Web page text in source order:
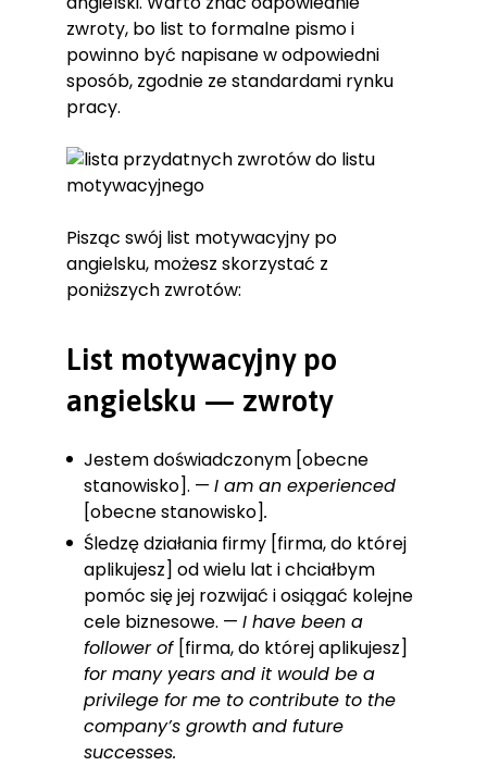
zwroty, bo list to formalne pismo i
powinno być napisane w odpowiedni
sposób, zgodnie ze standardami rynku
pracy.
Pisząc swój list motywacyjny po
angielsku, możesz skorzystać z
poniższych zwrotów:
List motywacyjny po
angielsku — zwroty
Jestem doświadczonym [obecne
stanowisko]. — I am an experienced
[obecne stanowisko].
Śledzę działania firmy [firma, do której
aplikujesz] od wielu lat i chciałbym
pomóc się jej rozwijać i osiągać kolejne
cele biznesowe. — I have been a
follower of [firma, do której aplikujesz]
for many years and it would be a
privilege for me to contribute to the
company’s growth and future
successes.